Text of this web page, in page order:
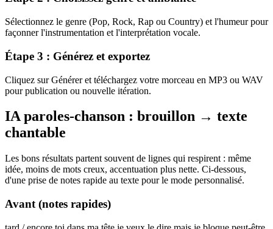
Sélectionnez le genre (Pop, Rock, Rap ou Country) et l'humeur pour
façonner l'instrumentation et l'interprétation vocale.
Étape 3 : Générez et exportez
Cliquez sur Générer et téléchargez votre morceau en MP3 ou WAV
pour publication ou nouvelle itération.
IA paroles-chanson : brouillon → texte
chantable
Les bons résultats partent souvent de lignes qui respirent : même
idée, moins de mots creux, accentuation plus nette. Ci-dessous,
d'une prise de notes rapide au texte pour le mode personnalisé.
Avant (notes rapides)